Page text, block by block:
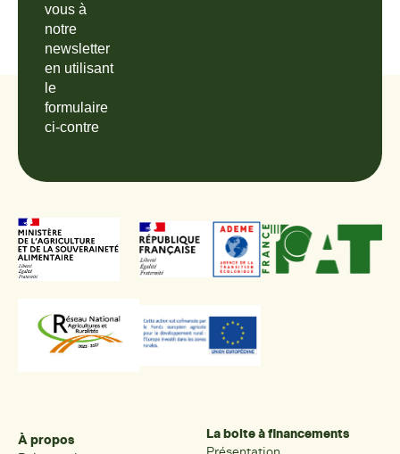
vous à
notre
newsletter
en utilisant
le
formulaire
ci-contre
À propos
La boite à financements